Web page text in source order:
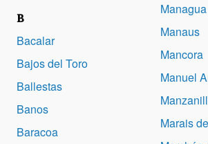
B
Bacalar
Bajos del Toro
Ballestas
Banos
Baracoa
Managua
Manaus
Mancora
Manuel
Marais